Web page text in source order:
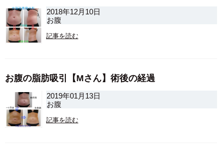
2018年12月10日
お腹
記事を読む
お腹の脂肪吸引【Mさん】術後の経過
2019年01月13日
お腹
記事を読む